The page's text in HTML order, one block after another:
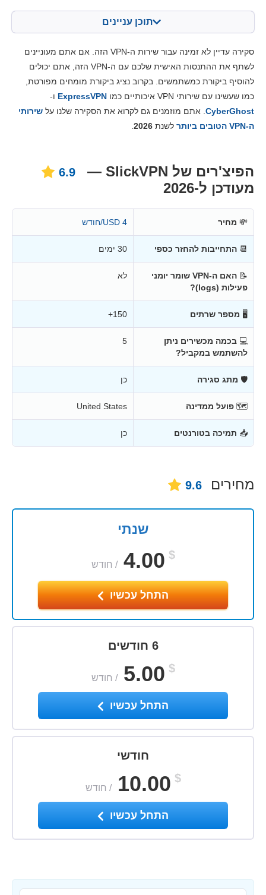
תוכן עניינים
מאפיינים מרכזיים 6.9
התקנה ואפליקציות 8.0
אמינות ותמיכה 7.8
סקירה עדיין לא זמינה עבור שירות ה-VPN הזה. אם אתם מעוניינים
לשתף את ההתנסות האישית שלכם עם ה-VPN הזה, אתם יכולים
להוסיף ביקורת כמשתמשים. בקרוב נציג ביקורת מומחים מפורטת,
כמו שעשינו עם שירותי VPN איכותיים כמו
ExpressVPN ו-
CyberGhost. אתם מוזמנים גם לקרוא את הסקירה שלנו על שירותי
ה-VPN הטובים ביותר
לשנת 2026
.
הפיצ'רים של SlickVPN —
מעודכן ל-2026
6.9
💸 מחיר 4 USD/חודש
📆 התחייבות להחזר כספי 30 ימים
📝
האם ה-VPN שומר יומני
פעילות (logs)?
לא
🖥 מספר שרתים 150+
💻 בכמה מכשירים ניתן
להשתמש במקביל?
5
🛡 מתג סגירה כן
🗺 פועל ממדינה United States
📥 תמיכה בטורנטים כן
מחירים 9.6
שנתי
$
4.00
/ חודש
התחל עכשיו
6 חודשים
$
5.00
/ חודש
התחל עכשיו
חודשי
$
10.00
/ חודש
התחל עכשיו